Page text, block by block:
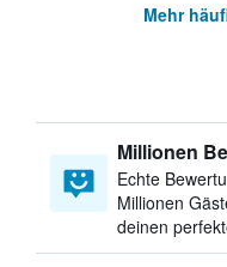
Mehr
Millionen
Echte
Millionen
deinen